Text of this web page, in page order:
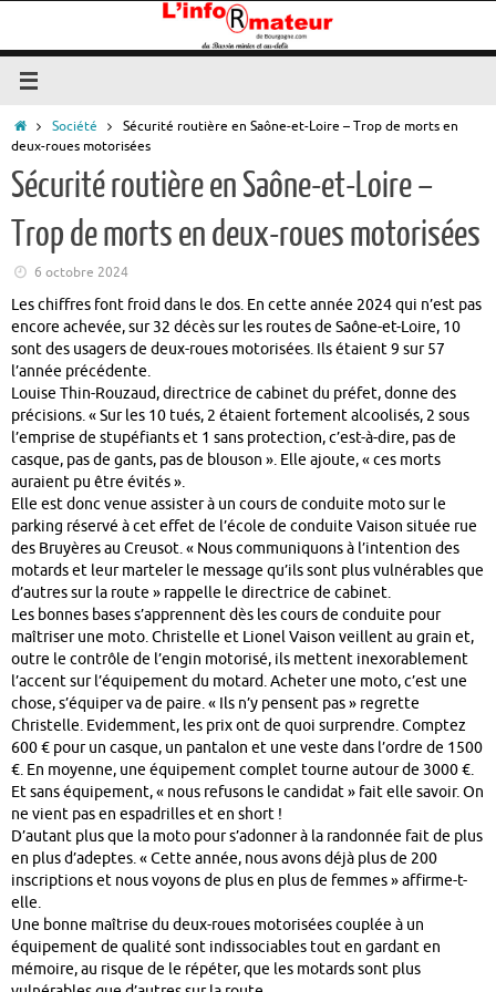
contenu
Accueil
Société
Sécurité routière en Saône-et-Loire – Trop de morts en
deux-roues motorisées
Sécurité routière en Saône-et-Loire –
Trop de morts en deux-roues motorisées
6 octobre 2024
Les chiffres font froid dans le dos. En cette année 2024 qui n’est pas
encore achevée, sur 32 décès sur les routes de Saône-et-Loire, 10
sont des usagers de deux-roues motorisées. Ils étaient 9 sur 57
l’année précédente.
Louise Thin-Rouzaud, directrice de cabinet du préfet, donne des
précisions. « Sur les 10 tués, 2 étaient fortement alcoolisés, 2 sous
l’emprise de stupéfiants et 1 sans protection, c’est-à-dire, pas de
casque, pas de gants, pas de blouson ». Elle ajoute, « ces morts
auraient pu être évités ».
Elle est donc venue assister à un cours de conduite moto sur le
parking réservé à cet effet de l’école de conduite Vaison située rue
des Bruyères au Creusot. « Nous communiquons à l’intention des
motards et leur marteler le message qu’ils sont plus vulnérables que
d’autres sur la route » rappelle le directrice de cabinet.
Les bonnes bases s’apprennent dès les cours de conduite pour
maîtriser une moto. Christelle et Lionel Vaison veillent au grain et,
outre le contrôle de l’engin motorisé, ils mettent inexorablement
l’accent sur l’équipement du motard. Acheter une moto, c’est une
chose, s’équiper va de paire. « Ils n’y pensent pas » regrette
Christelle. Evidemment, les prix ont de quoi surprendre. Comptez
600 € pour un casque, un pantalon et une veste dans l’ordre de 1500
€. En moyenne, une équipement complet tourne autour de 3000 €.
Et sans équipement, « nous refusons le candidat » fait elle savoir. On
ne vient pas en espadrilles et en short !
D’autant plus que la moto pour s’adonner à la randonnée fait de plus
en plus d’adeptes. « Cette année, nous avons déjà plus de 200
inscriptions et nous voyons de plus en plus de femmes » affirme-t-
elle.
Une bonne maîtrise du deux-roues motorisées couplée à un
équipement de qualité sont indissociables tout en gardant en
mémoire, au risque de le répéter, que les motards sont plus